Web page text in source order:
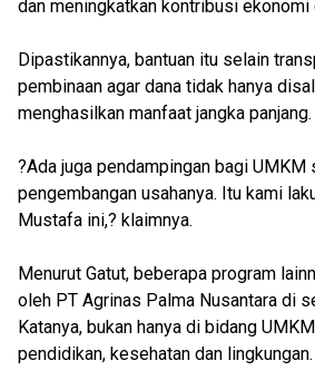
dan meningkatkan kontribusi ekonomi
Dipastikannya, bantuan itu selain
pembinaan agar dana tidak hanya
menghasilkan manfaat jangka panjang.
?Ada juga pendampingan bagi UMKM
pengembangan usahanya. Itu kami
Mustafa ini,? klaimnya.
Menurut Gatut, beberapa program
oleh PT Agrinas Palma Nusantara di
Katanya, bukan hanya di bidang
pendidikan, kesehatan dan lingkungan.